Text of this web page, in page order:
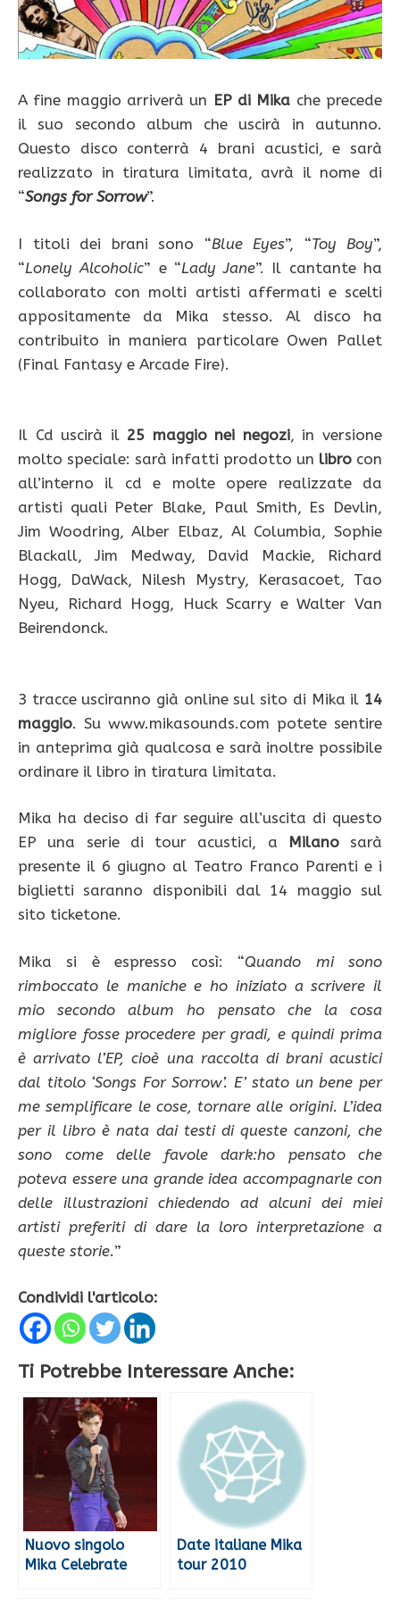
A fine maggio arriverà un EP di Mika che precede
il suo secondo album che uscirà in autunno.
Questo disco conterrà 4 brani acustici, e sarà
realizzato in tiratura limitata, avrà il nome di
“Songs for Sorrow”.
I titoli dei brani sono “Blue Eyes”, “Toy Boy”,
“Lonely Alcoholic” e “Lady Jane”. Il cantante ha
collaborato con molti artisti affermati e scelti
appositamente da Mika stesso. Al disco ha
contribuito in maniera particolare Owen Pallet
(Final Fantasy e Arcade Fire).
Il Cd uscirà il 25 maggio nei negozi, in versione
molto speciale: sarà infatti prodotto un libro con
all’interno il cd e molte opere realizzate da
artisti quali Peter Blake, Paul Smith, Es Devlin,
Jim Woodring, Alber Elbaz, Al Columbia, Sophie
Blackall, Jim Medway, David Mackie, Richard
Hogg, DaWack, Nilesh Mystry, Kerasacoet, Tao
Nyeu, Richard Hogg, Huck Scarry e Walter Van
Beirendonck.
3 tracce usciranno già online sul sito di Mika il 14
maggio. Su www.mikasounds.com potete sentire
in anteprima già qualcosa e sarà inoltre possibile
ordinare il libro in tiratura limitata.
Mika ha deciso di far seguire all’uscita di questo
EP una serie di tour acustici, a
Milanosarà
presente il 6 giugno al Teatro Franco Parenti e i
biglietti saranno disponibili dal 14 maggio sul
sito ticketone.
Mika si è espresso così: “Quando mi sono
rimboccato le maniche e ho iniziato a scrivere il
mio secondo album ho pensato che la cosa
migliore fosse procedere per gradi, e quindi prima
è arrivato l’EP, cioè una raccolta di brani acustici
dal titolo ‘Songs For Sorrow’. E’ stato un bene per
me semplificare le cose, tornare alle origini. L’idea
per il libro è nata dai testi di queste canzoni, che
sono come delle favole dark:ho pensato che
poteva essere una grande idea accompagnarle con
delle illustrazioni chiedendo ad alcuni dei miei
artisti preferiti di dare la loro interpretazione a
queste storie.”
Condividi l'articolo:
Ti Potrebbe Interessare Anche:
Nuovo singolo
Mika Celebrate
Date italiane Mika
tour 2010